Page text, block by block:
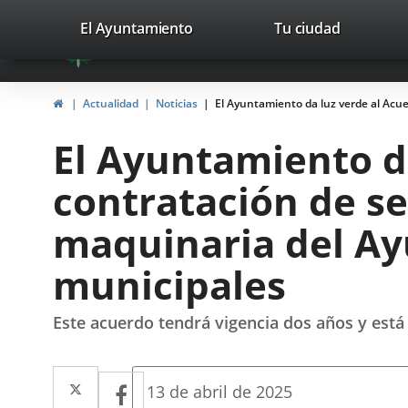
Portal
Web
del
Valladolid
avaTop
valladolid.es
El Ayuntamiento Tu ciudad
InicioActualidad Noticias El Ayuntamiento da luz verde al
El Ayuntamiento
contratación de
maquinaria del
municipales
Este acuerdo tendrá vigencia dos años y
Twitter
EnlaceFacebook
Enlace
Fecha
13 de abril de 2025